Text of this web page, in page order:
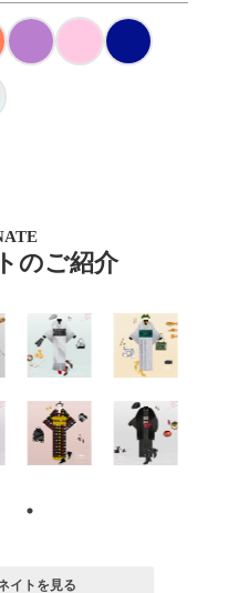
のご紹介
イトを見る